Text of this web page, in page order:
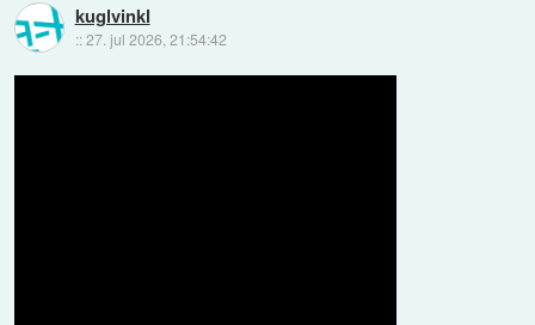
kuglvinkl
::27. jul 2026, 21:54:42